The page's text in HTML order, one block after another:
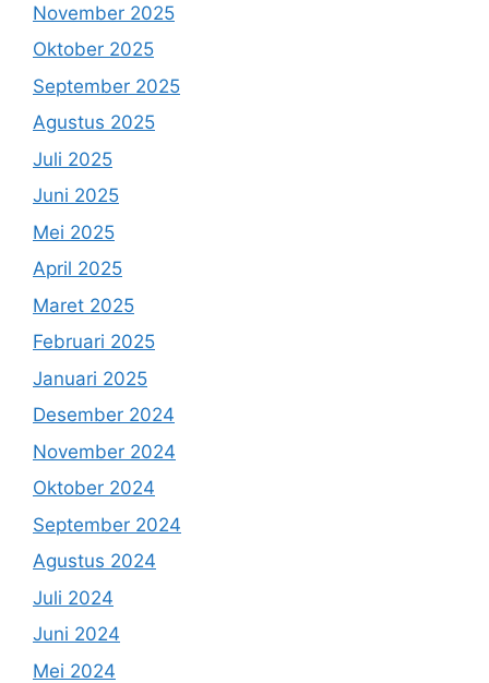
November 2025
Oktober 2025
September 2025
Agustus 2025
Juli 2025
Juni 2025
Mei 2025
April 2025
Maret 2025
Februari 2025
Januari 2025
Desember 2024
November 2024
Oktober 2024
September 2024
Agustus 2024
Juli 2024
Juni 2024
Mei 2024